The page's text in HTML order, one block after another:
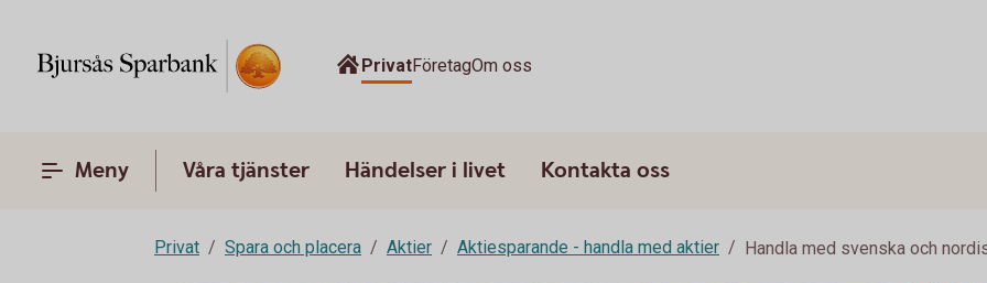
PrivatFöretagOm oss
Meny Våra tjänster Händelser i livet Kontakta oss
Privat Spara och placera Aktier Aktiesparande - handla med aktier Handla med svenska och